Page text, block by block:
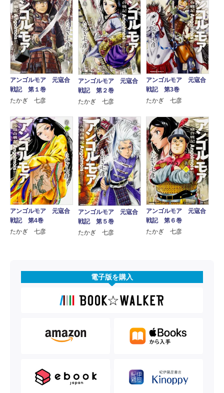
アンゴルモア 元寇合
戦記 第１巻
たかぎ 七彦
アンゴルモア 元寇合
戦記 第２巻
たかぎ 七彦
アンゴルモア 元寇合
戦記 第3巻
たかぎ 七彦
アンゴルモア 元寇合
戦記 第4巻
たかぎ 七彦
アンゴルモア 元寇合
戦記 第５巻
たかぎ 七彦
アンゴルモア 元寇合
戦記 第６巻
たかぎ 七彦
電子版を購入